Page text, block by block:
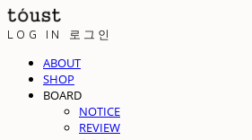
LOG IN 로그인
ABOUT
SHOP
BOARD
NOTICE
REVIEW